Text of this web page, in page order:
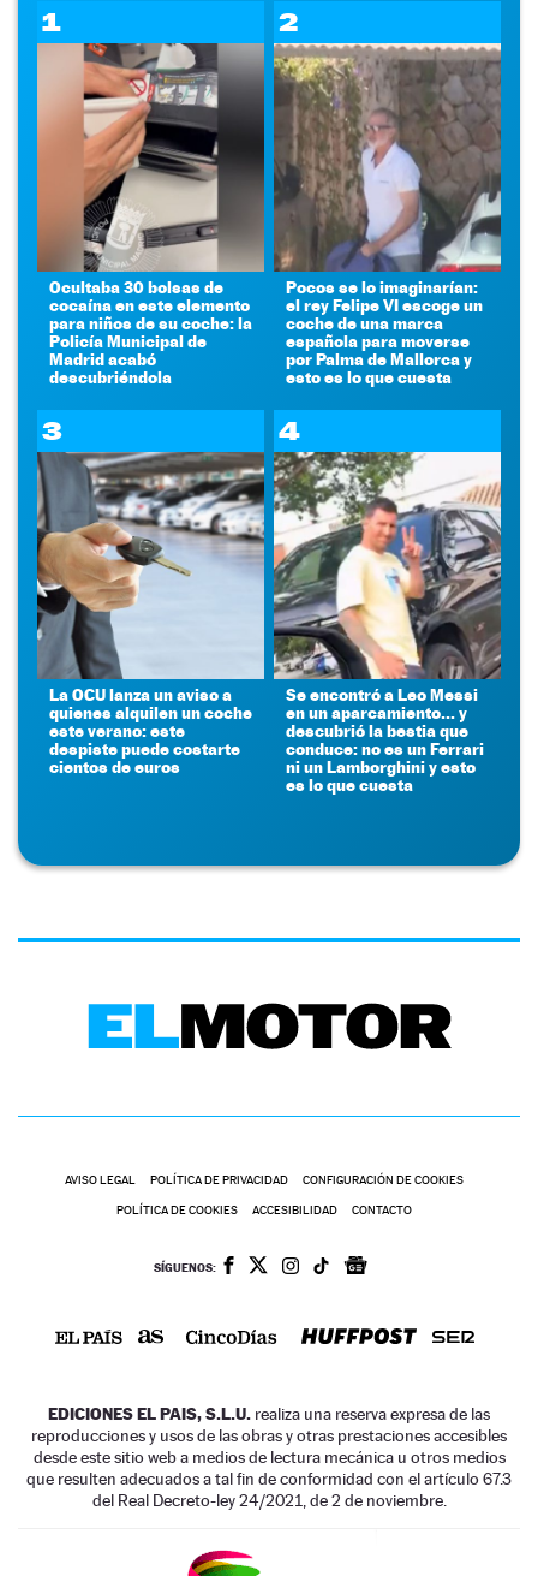
1
Ocultaba 30 bolsas de
cocaína en este elemento
para niños de su coche: la
Policía Municipal de
Madrid acabó
descubriéndola
2
Pocos se lo imaginarían:
el rey Felipe VI escoge un
coche de una marca
española para moverse
por Palma de Mallorca y
esto es lo que cuesta
3
La OCU lanza un aviso a
quienes alquilen un coche
este verano: este
despiste puede costarte
cientos de euros
4
Se encontró a Leo Messi
en un aparcamiento... y
descubrió la bestia que
conduce: no es un Ferrari
ni un Lamborghini y esto
es lo que cuesta
AVISO LEGAL POLÍTICA DE PRIVACIDAD CONFIGURACIÓN DE COOKIES
POLÍTICA DE COOKIES ACCESIBILIDAD CONTACTO
SÍGUENOS:
EDICIONES EL PAIS, S.L.U. realiza una reserva expresa de las
reproducciones y usos de las obras y otras prestaciones accesibles
desde este sitio web a medios de lectura mecánica u otros medios
que resulten adecuados a tal fin de conformidad con el artículo 67.3
del Real Decreto-ley 24/2021, de 2 de noviembre.